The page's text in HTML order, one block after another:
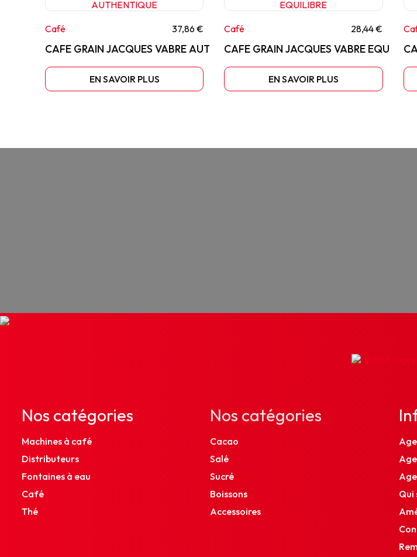
Café 37,86 €
CAFE GRAIN JACQUES VABRE AUTHENTIQUE
EN SAVOIR PLUS
Café 28,44 €
CAFE GRAIN JACQUES VABRE
EN SAVOIR PLUS
Nos catégories
Machines à café
Distributeurs
Fontaines à eau
Café
Thé
Nos catégories
Cacao
Salé
Sucré
Boissons
Accessoires
Qui